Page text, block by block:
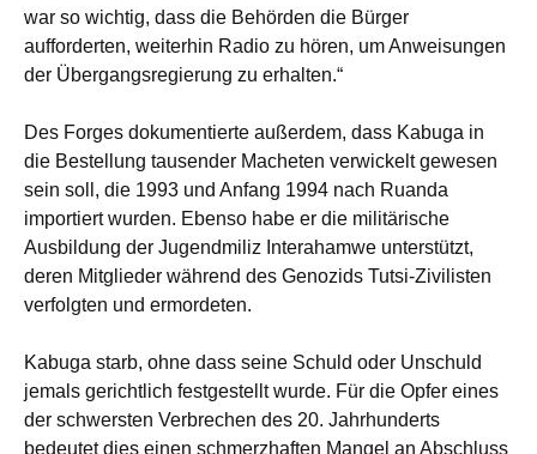
war so wichtig, dass die Behörden die Bürger
aufforderten, weiterhin Radio zu hören, um Anweisungen
der Übergangsregierung zu erhalten.“
Des Forges dokumentierte außerdem, dass Kabuga in
die Bestellung tausender Macheten verwickelt gewesen
sein soll, die 1993 und Anfang 1994 nach Ruanda
importiert wurden. Ebenso habe er die militärische
Ausbildung der Jugendmiliz Interahamwe unterstützt,
deren Mitglieder während des Genozids Tutsi-Zivilisten
verfolgten und ermordeten.
Kabuga starb, ohne dass seine Schuld oder Unschuld
jemals gerichtlich festgestellt wurde. Für die Opfer eines
der schwersten Verbrechen des 20. Jahrhunderts
bedeutet dies einen schmerzhaften Mangel an Abschluss